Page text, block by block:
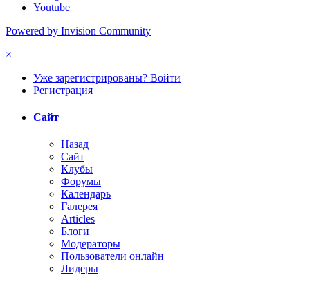
Youtube
Powered by Invision Community
×
Уже зарегистрированы? Войти
Регистрация
Сайт
Назад
Сайт
Клубы
Форумы
Календарь
Галерея
Articles
Блоги
Модераторы
Пользователи онлайн
Лидеры